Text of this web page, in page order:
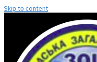
Skip to content